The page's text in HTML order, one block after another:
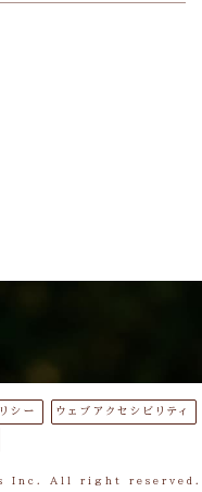
シー ウェブアクセシビリティ
Inc. All right reserved.